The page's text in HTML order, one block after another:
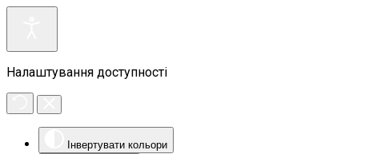
Налаштування доступності
Інвертувати кольори